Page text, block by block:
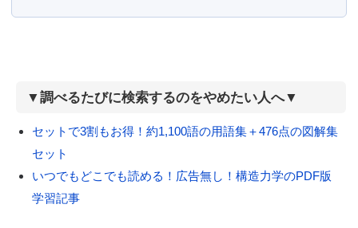
▼調べるたびに検索するのをやめたい人へ▼
セットで3割もお得！約1,100語の用語集＋476点の図解集
セット
いつでもどこでも読める！広告無し！構造力学のPDF版
学習記事